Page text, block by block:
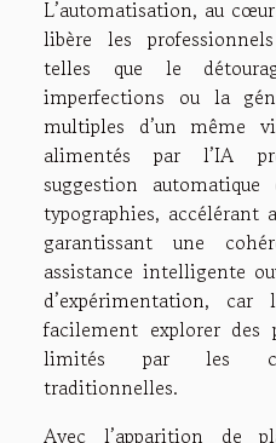
L’automatisation, au
libère les
telles que le
imperfections ou la
multiples d’un même
alimentés par l’IA
suggestion
typographies, accélérant
garantissant une
assistance intelligente
d’expérimentation, car
facilement explorer des
limités par les
traditionnelles.
Avec l’apparition de